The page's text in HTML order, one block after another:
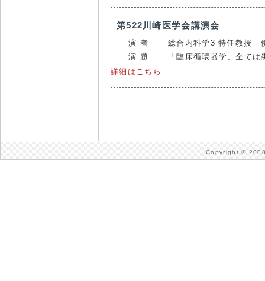
第522川崎医学会講演会
演 者
総合内科学3 特任教授
演 題
「臨床循環器学、全て
詳細はこちら
Copyright ©